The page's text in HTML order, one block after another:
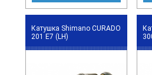
Катушка Shimano CURADO
201 E7 (LH)